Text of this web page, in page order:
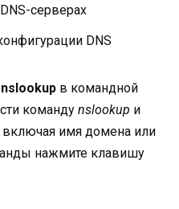
серверах
DNS
nslookup в командной
команду nslookup и
включая имя домена или
нажмите клавишу